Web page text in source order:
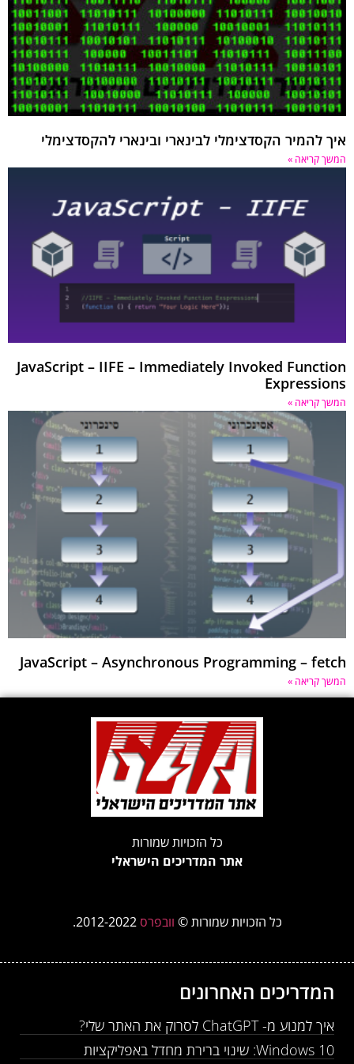
איך להמיר הקסדצימלי לבינארי ובינארי להקסדצימלי
המשך קריאה »
JavaScript – IIFE – Immediately Invoked Function
Expressions
המשך קריאה »
JavaScript – Asynchronous Programming – fetch
המשך קריאה »
כל הזכויות שמורות
אתר המדריכים הישראלי
כל הזכויות שמורות © וובפרס 2012-2022.
המדריכים האחרונים
איך למנוע מ- ChatGPT לסרוק את האתר שלי?
Windows 10: שינוי ברירת מחדל באפליקציות